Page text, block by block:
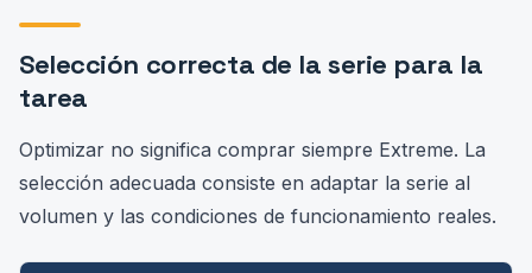
Selección correcta de la serie para la
tarea
Optimizar no significa comprar siempre Extreme. La
selección adecuada consiste en adaptar la serie al
volumen y las condiciones de funcionamiento reales.